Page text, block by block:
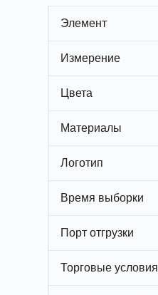
Элемент
Измерение
Цвета
Материалы
Логотип
Время выборки
Порт отгрузки
Торговые условия